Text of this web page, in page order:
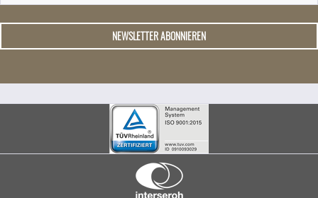
NEWSLETTER ABONNIEREN